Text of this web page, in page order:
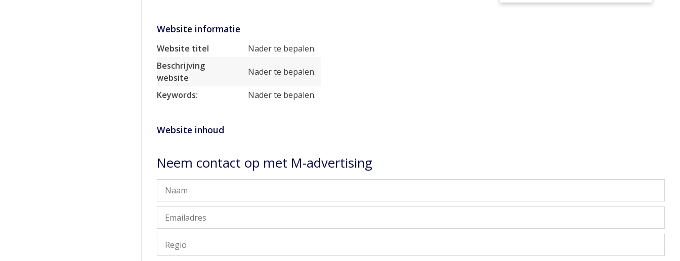
Website informatie
Website titel
Nader te bepalen.
Beschrijving
website
Nader te bepalen.
Keywords: Nader te bepalen.
Website inhoud
Neem contact op met M-advertising